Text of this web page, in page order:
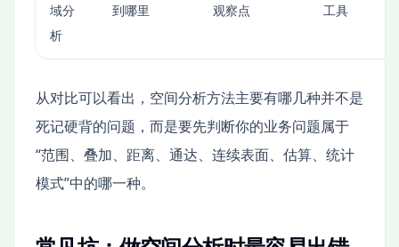
域分
析
到哪里
观察点
工具
从对比可以看出，空间分析方法主要有哪几种并不是
死记硬背的问题，而是要先判断你的业务问题属于
“范围、叠加、距离、通达、连续表面、估算、统计
模式”中的哪一种。